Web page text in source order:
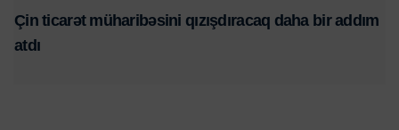
Çin ticarət müharibəsini qızışdıracaq daha bir addım
atdı